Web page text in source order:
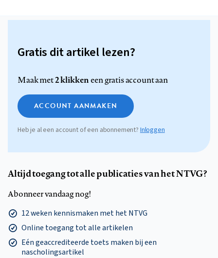
Gratis dit artikel lezen?
Maak met2 klikkeneen gratis account aan
ACCOUNT AANMAKEN
Heb je al een account of een abonnement? Inloggen
Altijd toegang tot alle publicaties van het NTVG?
Abonneer vandaag nog!
12 weken kennismaken met het NTVG
Online toegang tot alle artikelen
Eén geaccrediteerde toets maken bij een
nascholingsartikel